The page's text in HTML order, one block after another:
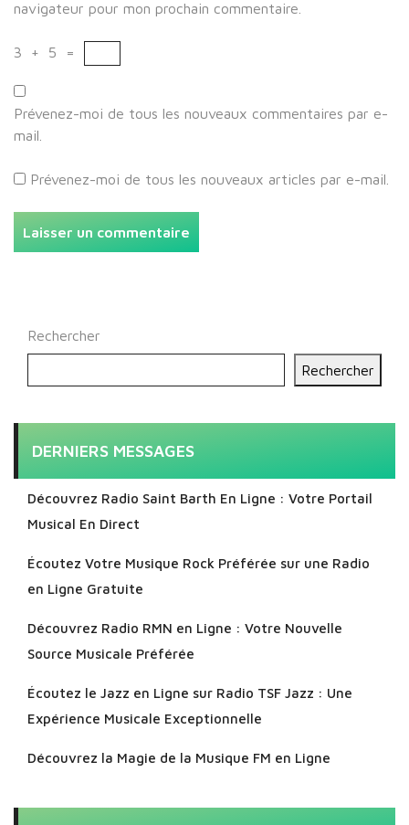
navigateur pour mon prochain commentaire.
3 + 5 =
Prévenez-moi de tous les nouveaux commentaires par e-
mail.
Prévenez-moi de tous les nouveaux articles par e-mail.
Rechercher
Rechercher
DERNIERS MESSAGES
Découvrez Radio Saint Barth En Ligne : Votre Portail
Musical En Direct
Écoutez Votre Musique Rock Préférée sur une Radio
en Ligne Gratuite
Découvrez Radio RMN en Ligne : Votre Nouvelle
Source Musicale Préférée
Écoutez le Jazz en Ligne sur Radio TSF Jazz : Une
Expérience Musicale Exceptionnelle
Découvrez la Magie de la Musique FM en Ligne